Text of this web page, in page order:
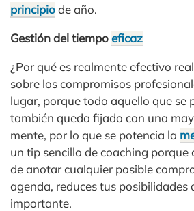
principiode año.
Gestión del tiempoeficaz
¿Por qué es realmente efectivo
sobre los compromisos
lugar, porque todo aquello que se
también queda fijado con una
mente, por lo que se potencia la
un tip sencillo de coaching porque
de anotar cualquier posible
agenda, reduces tus posibilidades
importante.